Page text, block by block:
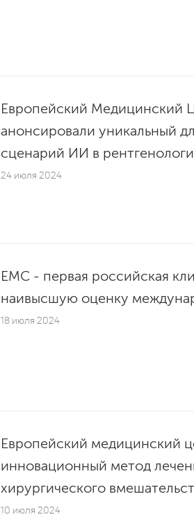
Европейский Медицинский
анонсировали уникальный
сценарий ИИ в
24 июля 2024
ЕМС - первая российская
наивысшую оценку
18 июля 2024
Европейский медицинский
инновационный метод
хирургического
10 июля 2024